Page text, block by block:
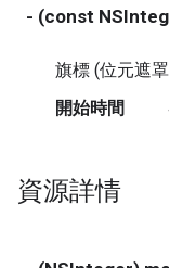
- (const
旗標 (位元遮
開始時間
資源詳情